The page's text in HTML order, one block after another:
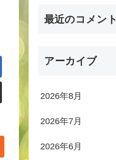
最近のコメント
アーカイブ
2026年8月
2026年7月
2026年6月